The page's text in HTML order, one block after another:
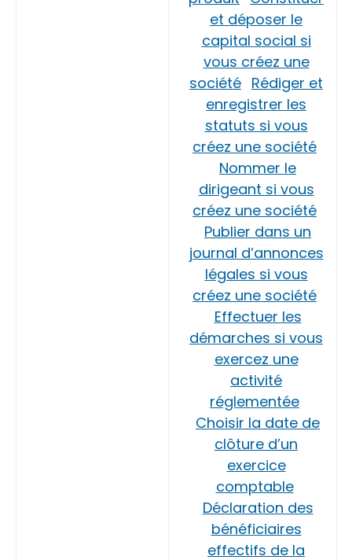
et déposer le
capital social si
vous créez une
société Rédiger et
enregistrer les
statuts si vous
créez une société
Nommer le
dirigeant si vous
créez une société
Publier dans un
journal d’annonces
légales si vous
créez une société
Effectuer les
démarches si vous
exercez une
activité
réglementée
Choisir la date de
clôture d’un
exercice
comptable
Déclaration des
bénéficiaires
effectifs de la